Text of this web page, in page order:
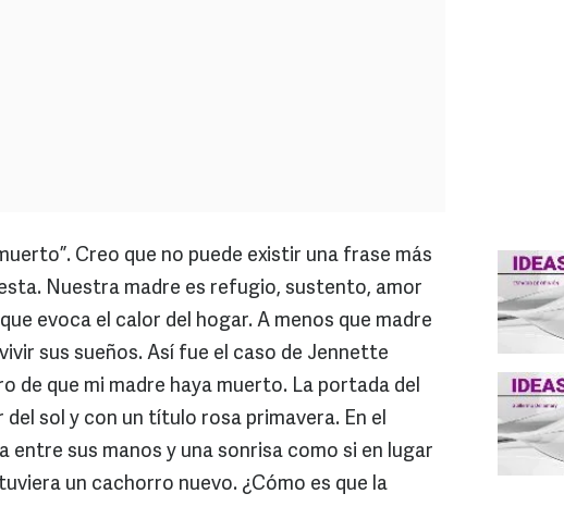
Creo que no puede existir una frase más
Nuestra madre es refugio, sustento, amor
evoca el calor del hogar. A menos que madre
sus sueños. Así fue el caso de Jennette
de que mi madre haya muerto. La portada del
sol y con un título rosa primavera. En el
entre sus manos y una sonrisa como si en lugar
un cachorro nuevo. ¿Cómo es que la